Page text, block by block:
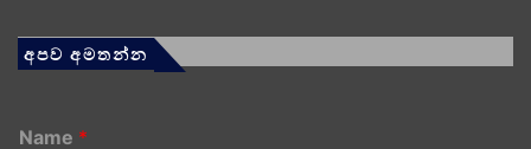
අපව අමතන්න
Name *